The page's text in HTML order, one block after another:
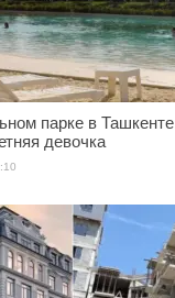
парке в Ташкенте
девочка